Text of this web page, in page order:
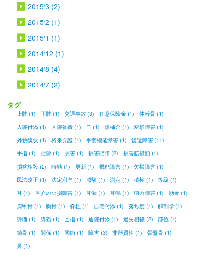
2015/3 (2)
2015/2 (1)
2015/1 (1)
2014/12 (1)
2014/8 (4)
2014/7 (2)
タグ
上肢 (1) 下肢 (1) 交通事故 (3) 任意保険金 (1)
体幹骨 (1)
入院付添 (1)
入院雑費 (1) 口 (1) 填補金 (1)
変形障害 (1)
外貌醜状 (1)
将来介護 (1) 平衡機能障害 (1)
後遺障害 (11)
手指 (1)
控除 (1) 損害 (1) 損害賠償 (2)
損害賠償額 (1)
損益相殺 (2)
時効 (1) 更新 (1) 機能障害 (1)
欠損障害 (1)
民法改正 (1)
法定利率 (1) 減額 (1) 測定 (1) 積極 (1)
等級 (1)
耳 (1)
耳介の欠損障害 (1) 耳漏 (1) 耳鳴 (1) 聴力障害 (1)
肋骨 (1)
肩甲骨 (1)
胸骨 (1) 脊柱 (1) 自宅付添 (1) 落ち度 (1)
解剖学 (1)
評価 (1)
講義 (1) 足指 (1) 通院付添 (1) 過失相殺 (2)
部位 (1)
鎖骨 (1)
関係 (1) 関節 (1) 障害 (3) 非器質性 (1)
骨盤骨 (1)
鼻 (1)